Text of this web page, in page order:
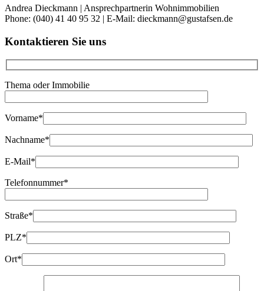
Andrea Dieckmann | Ansprechpartnerin Wohnimmobilien
Phone: (040) 41 40 95 32 | E-Mail: dieckmann@gustafsen.de
Kontaktieren Sie uns
Thema oder Immobilie
Vorname*
Nachname*
E-Mail*
Telefonnummer*
Straße*
PLZ*
Ort*